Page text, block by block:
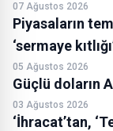
07 Ağustos 2026
Piyasaların
‘sermaye
05 Ağustos 2026
Güçlü doların
03 Ağustos 2026
‘İhracat’tan,